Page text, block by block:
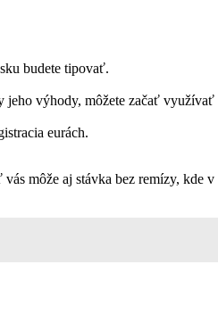
budete tipovať.
jeho výhody, môžete začať využívať
eurách.
môže aj stávka bez remízy, kde